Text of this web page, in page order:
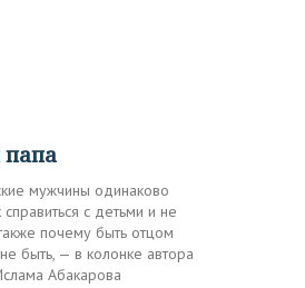
папа
мужчины одинаково
с детьми и не
почему быть отцом
быть, — в колонке автора
Абакарова